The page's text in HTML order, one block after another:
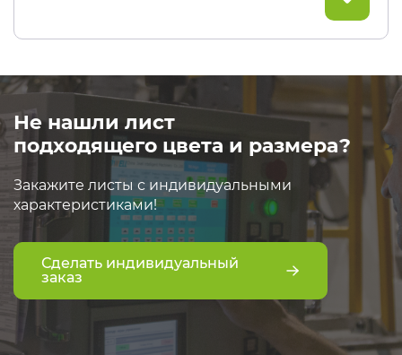
Не нашли лист
подходящего цвета и размера?
Закажите листы с индивидуальными
характеристиками!
Сделать индивидуальный
заказ